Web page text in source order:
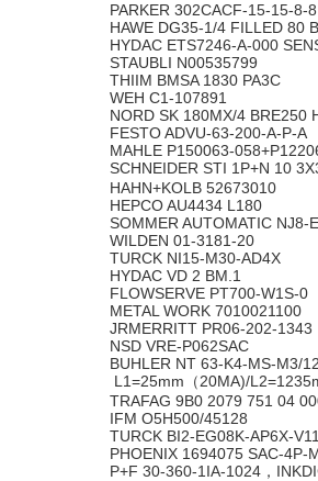
PARKER 302CACF-15-15-8-
HAWE DG35-1/4 FILLED 80
HYDAC ETS7246-A-000
STAUBLI N00535799
THIIM BMSA 1830 PA3C
WEH C1-107891
NORD SK 180MX/4
FESTO ADVU-63-200-A-P-A
MAHLE P150063-
SCHNEIDER STI 1P+N 10
HAHN+KOLB 52673010
HEPCO AU4434 L180
SOMMER AUTOMATIC NJ8-
WILDEN 01-3181-20
TURCK NI15-M30-AD4X
HYDAC VD 2 BM.1
FLOWSERVE PT700-W1S-0
METAL WORK 7010021100
JRMERRITT PR06-202-1343
NSD VRE-P062SAC
BUHLER NT 63-K4-MS-M3/
L1=25mm（20MA)/
TRAFAG 9B0 2079 751 04
IFM O5H500/45128
TURCK BI2-EG08K-AP6X-
PHOENIX 1694075 SAC-
P+F 30-360-1IA-1024，